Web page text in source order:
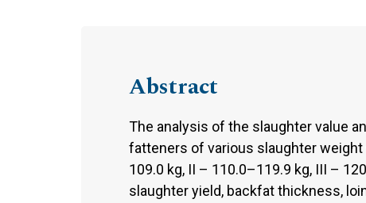
Abstract
The analysis of the slaughter value
fatteners of various slaughter
109.0 kg, II – 110.0–119.9 kg, III –
slaughter yield, backfat thickness,